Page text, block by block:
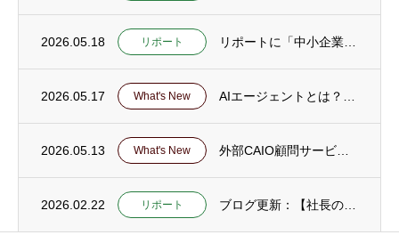
2026.05.18 リポート リポートに「中小企業がAI活用で最初にやるべき「業務棚卸し」とは？」を公開
2026.05.17 What's New AIエージェントとは？解説ページ公開
2026.05.13 What's New 外部CAIO顧問サービスのページを公開
2026.02.22 リポート ブログ更新：【社長の仕事をAI・DXで軽くする応用編22～30】とアーカイブページ更新